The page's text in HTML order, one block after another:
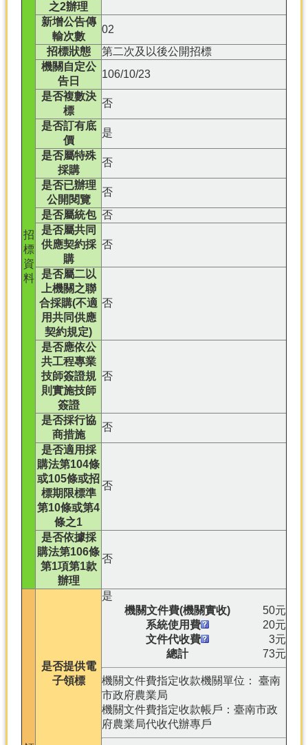
招
標
資
料
之2辦理
新增公告傳
輸次數
02
招標狀態
第二次及以後公開招標
機關自定公
告日
106/10/23
是否複數決
標
否
是否訂有底
價
是
是否屬特殊
採購
否
是否已辦理
公開閱覽
否
是否屬統包 否
是否屬共同
供應契約採
購
否
是否屬二以
上機關之聯
合採購(不適
用共同供應
契約規定)
否
是否應依公
共工程專業
技師簽證規
則實施技師
簽證
否
是否採行協
商措施
否
是否適用採
購法第104條
或105條或招
標期限標準
第10條或第4
條之1
否
是否依據採
購法第106條
第1項第1款
辦理
否
是否提供電
子領標
是
機關文件費(機關實收)
50元
系統使用費
20元
文件代收費
3元
總計
73元
機關文件費指定收款機關單位： 臺南
市政府農業局
機關文件費指定收款帳戶：臺南市政
府農業局代收代辦專戶